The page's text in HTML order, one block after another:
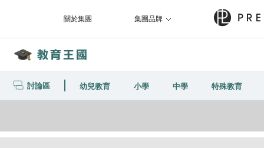
關於集團 集團品牌
討論區 幼兒教育 小學 中學 特殊教育